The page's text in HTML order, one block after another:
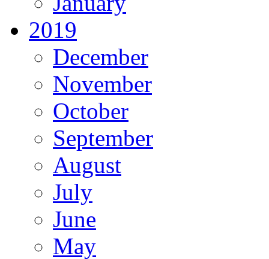
2019
December
November
October
September
August
July
June
May